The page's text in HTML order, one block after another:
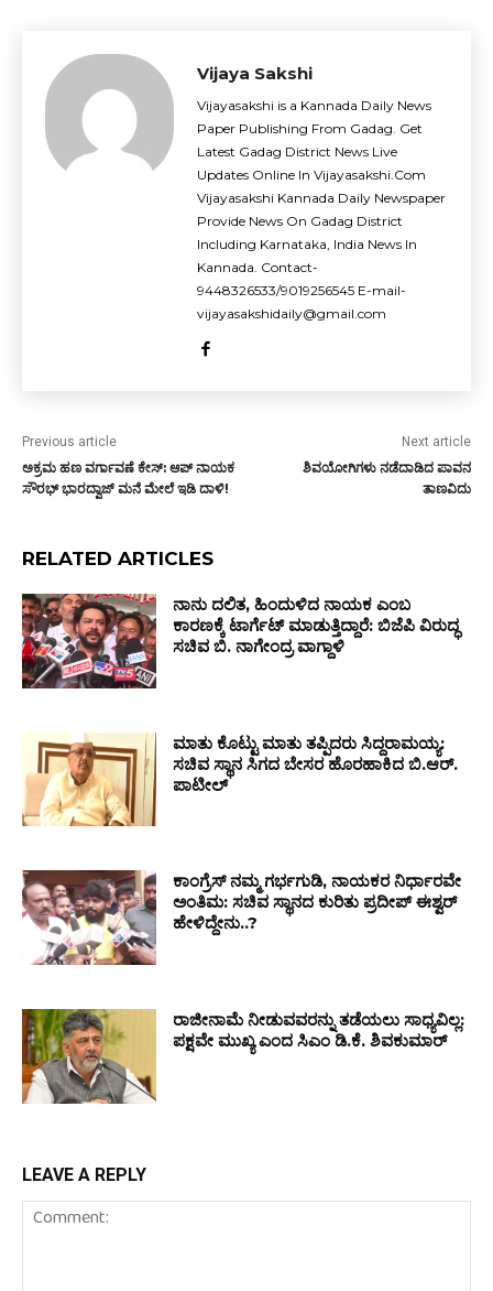
Vijaya Sakshi
Vijayasakshi is a Kannada Daily News
Paper Publishing From Gadag. Get
Latest Gadag District News Live
Updates Online In Vijayasakshi.Com
Vijayasakshi Kannada Daily Newspaper
Provide News On Gadag District
Including Karnataka, India News In
Kannada. Contact-
9448326533/9019256545 E-mail-
vijayasakshidaily@gmail.com
Previous article
ಅಕ್ರಮ ಹಣ ವರ್ಗಾವಣೆ ಕೇಸ್: ಆಪ್ ನಾಯಕ
ಸೌರಭ್ ಭಾರದ್ವಾಜ್ ಮನೆ ಮೇಲೆ ಇಡಿ ದಾಳಿ!
Next article
ಶಿವಯೋಗಿಗಳು ನಡೆದಾಡಿದ ಪಾವನ
ತಾಣವಿದು
RELATED ARTICLES
ನಾನು ದಲಿತ, ಹಿಂದುಳಿದ ನಾಯಕ ಎಂಬ
ಕಾರಣಕ್ಕೆ ಟಾರ್ಗೆಟ್ ಮಾಡುತ್ತಿದ್ದಾರೆ: ಬಿಜೆಪಿ ವಿರುದ್ಧ
ಸಚಿವ ಬಿ. ನಾಗೇಂದ್ರ ವಾಗ್ದಾಳಿ
ಮಾತು ಕೊಟ್ಟು ಮಾತು ತಪ್ಪಿದರು ಸಿದ್ದರಾಮಯ್ಯ:
ಸಚಿವ ಸ್ಥಾನ ಸಿಗದ ಬೇಸರ ಹೊರಹಾಕಿದ ಬಿ.ಆರ್.
ಪಾಟೀಲ್
ಕಾಂಗ್ರೆಸ್ ನಮ್ಮ ಗರ್ಭಗುಡಿ, ನಾಯಕರ ನಿರ್ಧಾರವೇ
ಅಂತಿಮ: ಸಚಿವ ಸ್ಥಾನದ ಕುರಿತು ಪ್ರದೀಪ್ ಈಶ್ವರ್
ಹೇಳಿದ್ದೇನು..?
ರಾಜೀನಾಮೆ ನೀಡುವವರನ್ನು ತಡೆಯಲು ಸಾಧ್ಯವಿಲ್ಲ:
ಪಕ್ಷವೇ ಮುಖ್ಯ ಎಂದ ಸಿಎಂ ಡಿ.ಕೆ. ಶಿವಕುಮಾರ್
LEAVE A REPLY